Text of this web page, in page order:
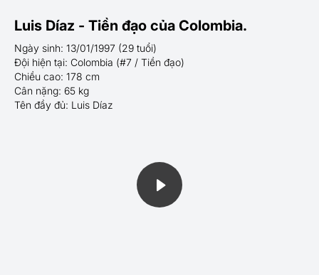
Luis Díaz - Tiền đạo của Colombia.
Ngày sinh: 13/01/1997 (29 tuổi)
Đội hiện tại: Colombia (#7 / Tiền đạo)
Chiều cao: 178 cm
Cân nặng: 65 kg
Tên đầy đủ: Luis Díaz